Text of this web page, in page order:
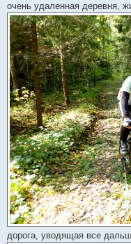
очень удаленная деревня,
дорога, уводящая все